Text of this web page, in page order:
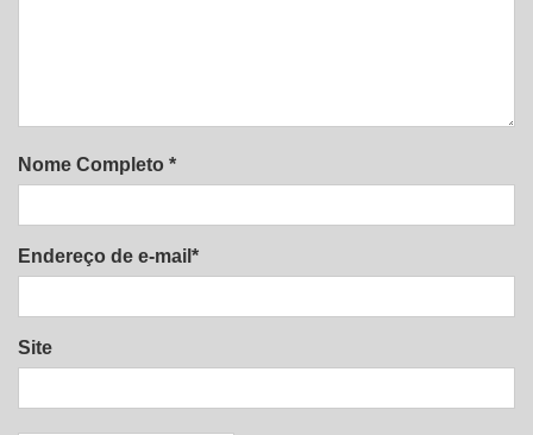
Nome Completo *
Endereço de e-mail*
Site